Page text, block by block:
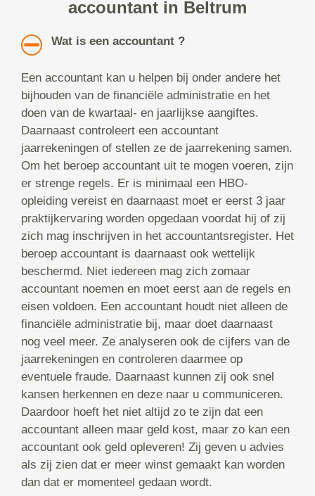
accountant in Beltrum
Wat is een accountant ?
Een accountant kan u helpen bij onder andere het
bijhouden van de financiële administratie en het
doen van de kwartaal- en jaarlijkse aangiftes.
Daarnaast controleert een accountant
jaarrekeningen of stellen ze de jaarrekening samen.
Om het beroep accountant uit te mogen voeren, zijn
er strenge regels. Er is minimaal een HBO-
opleiding vereist en daarnaast moet er eerst 3 jaar
praktijkervaring worden opgedaan voordat hij of zij
zich mag inschrijven in het accountantsregister. Het
beroep accountant is daarnaast ook wettelijk
beschermd. Niet iedereen mag zich zomaar
accountant noemen en moet eerst aan de regels en
eisen voldoen. Een accountant houdt niet alleen de
financiële administratie bij, maar doet daarnaast
nog veel meer. Ze analyseren ook de cijfers van de
jaarrekeningen en controleren daarmee op
eventuele fraude. Daarnaast kunnen zij ook snel
kansen herkennen en deze naar u communiceren.
Daardoor hoeft het niet altijd zo te zijn dat een
accountant alleen maar geld kost, maar zo kan een
accountant ook geld opleveren! Zij geven u advies
als zij zien dat er meer winst gemaakt kan worden
dan dat er momenteel gedaan wordt.